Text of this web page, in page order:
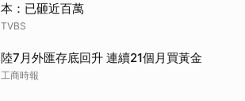
本：已砸近百萬
TVBS
陸7月外匯存底回升 連續21個月買黃金
工商時報